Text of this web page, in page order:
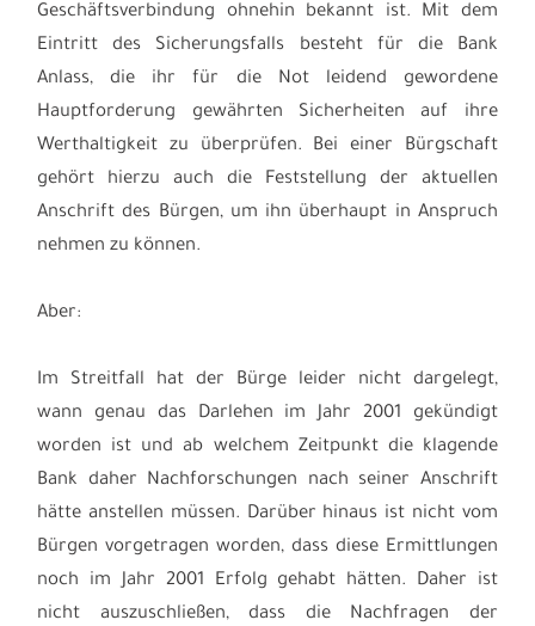
Geschäftsverbindung ohnehin bekannt ist. Mit dem
Eintritt des Sicherungsfalls besteht für die Bank
Anlass, die ihr für die Not leidend gewordene
Hauptforderung gewährten Sicherheiten auf ihre
Werthaltigkeit zu überprüfen. Bei einer Bürgschaft
gehört hierzu auch die Feststellung der aktuellen
Anschrift des Bürgen, um ihn überhaupt in Anspruch
nehmen zu können.
Aber:
Im Streitfall hat der Bürge leider nicht dargelegt,
wann genau das Darlehen im Jahr 2001 gekündigt
worden ist und ab welchem Zeitpunkt die klagende
Bank daher Nachforschungen nach seiner Anschrift
hätte anstellen müssen. Darüber hinaus ist nicht vom
Bürgen vorgetragen worden, dass diese Ermittlungen
noch im Jahr 2001 Erfolg gehabt hätten. Daher ist
nicht auszuschließen, dass die Nachfragen der